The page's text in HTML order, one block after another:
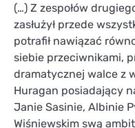
(…) Z zespołów
zasłużył przede
potrafił nawiązać
siebie przeciwnikami,
dramatycznej walce z
Huragan posiadający
Janie Sasinie, Albinie
Wiśniewskim swą